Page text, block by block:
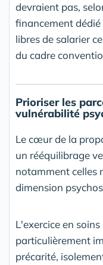
devraient pas,
financement
libres de salarier
du cadre
Prioriser les
vulnérabilité
Le cœur de la
un rééquilibrage
notamment celles
dimension
L'exercice en
particulièrement
précarité,